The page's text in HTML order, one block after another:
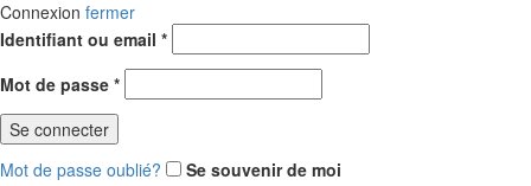
Connexion fermer
Identifiant ou email *Obligatoire
Mot de passe *Obligatoire
Se connecter
Mot de passe oublié?
Se souvenir de moi